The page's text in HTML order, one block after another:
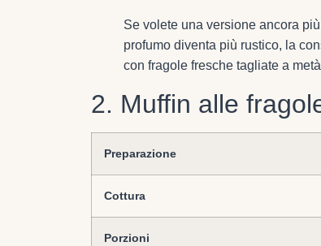
Se volete una versione ancora
profumo diventa più rustico, la
con fragole fresche tagliate a
2. Muffin alle
Preparazione
Cottura
Porzioni